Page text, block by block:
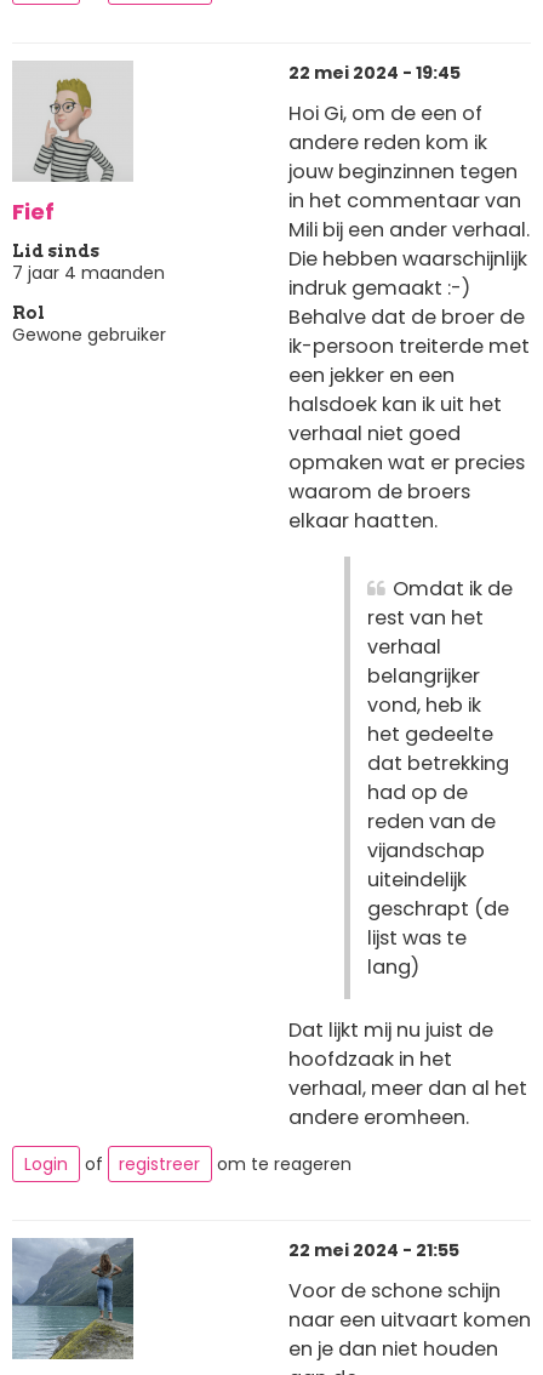
Fief
Lid sinds
7 jaar 4 maanden
Rol
Gewone gebruiker
22 mei 2024 - 19:45
Hoi Gi, om de een of
andere reden kom ik
jouw beginzinnen tegen
in het commentaar van
Mili bij een ander verhaal.
Die hebben waarschijnlijk
indruk gemaakt :-)
Behalve dat de broer de
ik-persoon treiterde met
een jekker en een
halsdoek kan ik uit het
verhaal niet goed
opmaken wat er precies
waarom de broers
elkaar haatten.
Omdat ik de
rest van het
verhaal
belangrijker
vond, heb ik
het gedeelte
dat betrekking
had op de
reden van de
vijandschap
uiteindelijk
geschrapt (de
lijst was te
lang)
Dat lijkt mij nu juist de
hoofdzaak in het
verhaal, meer dan al het
andere eromheen.
Login of registreer om te reageren
22 mei 2024 - 21:55
Voor de schone schijn
naar een uitvaart komen
en je dan niet houden